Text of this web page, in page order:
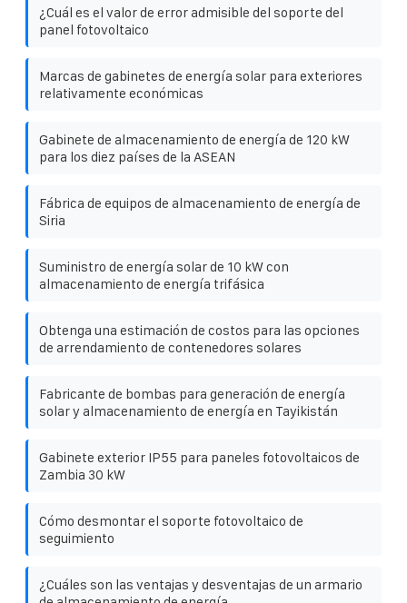
¿Cuál es el valor de error admisible del soporte del
panel fotovoltaico
Marcas de gabinetes de energía solar para exteriores
relativamente económicas
Gabinete de almacenamiento de energía de 120 kW
para los diez países de la ASEAN
Fábrica de equipos de almacenamiento de energía de
Siria
Suministro de energía solar de 10 kW con
almacenamiento de energía trifásica
Obtenga una estimación de costos para las opciones
de arrendamiento de contenedores solares
Fabricante de bombas para generación de energía
solar y almacenamiento de energía en Tayikistán
Gabinete exterior IP55 para paneles fotovoltaicos de
Zambia 30 kW
Cómo desmontar el soporte fotovoltaico de
seguimiento
¿Cuáles son las ventajas y desventajas de un armario